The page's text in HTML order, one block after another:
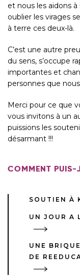
et nous les aidons
oublier les virages
à terre ces deux-là.
C’est une autre
du sens, s’occupe
importantes et
personnes que
Merci pour ce que
vous invitons à un
puissions les
désarmant !!!
COMMENT PUIS-
SOUTIEN À
UN JOUR A
UNE
DE